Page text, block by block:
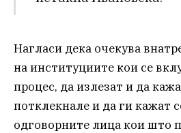
Нагласи дека очекува
на институциите кои се
процес, да излезат и да
потклекнале и да ги кажат
одговорните лица кои што